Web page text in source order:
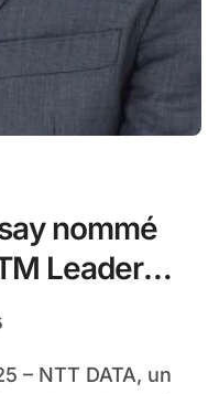
nommé
Leader